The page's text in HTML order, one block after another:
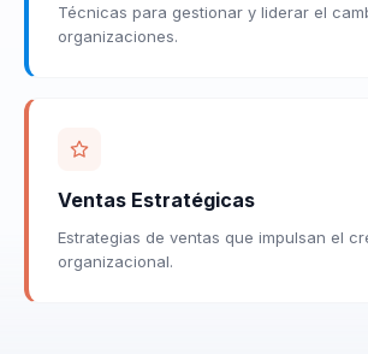
Técnicas para gestionar y liderar el
organizaciones.
Ventas Estratégicas
Estrategias de ventas que impulsan el
organizacional.